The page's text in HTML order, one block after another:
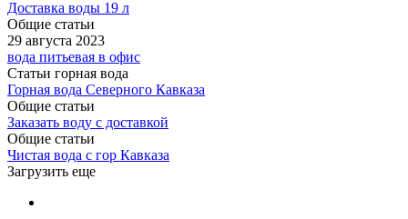
Доставка воды 19 л
Общие статьи
29 августа 2023
вода питьевая в офис
Статьи горная вода
Горная вода Северного Кавказа
Общие статьи
Заказать воду с доставкой
Общие статьи
Чистая вода с гор Кавказа
Загрузить еще